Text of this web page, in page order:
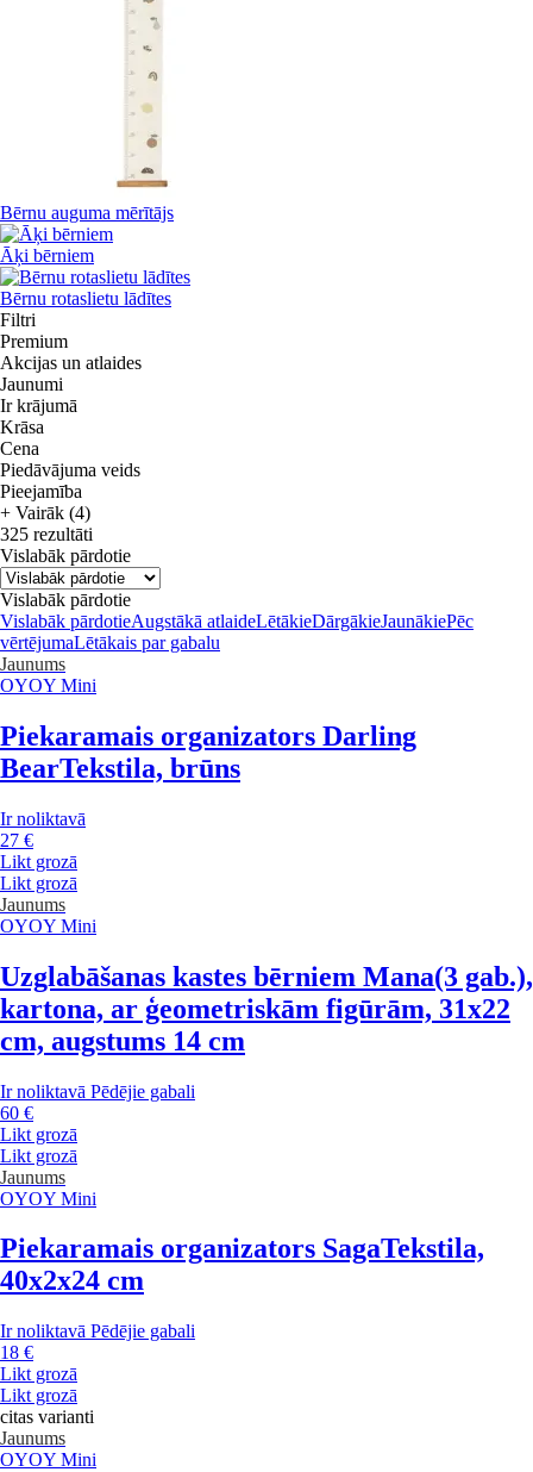
Bērnu auguma mērītājs
Āķi bērniem
Bērnu rotaslietu lādītes
Filtri
Premium
Akcijas un atlaides
Jaunumi
Ir krājumā
Krāsa
Cena
Piedāvājuma veids
Pieejamība
+ Vairāk (4)
325 rezultāti
Vislabāk pārdotie
Vislabāk pārdotie
Vislabāk pārdotieAugstākā atlaideLētākieDārgākieJaunākiePēc
vērtējumaLētākais par gabalu
Jaunums
OYOY Mini
Piekaramais organizators Darling
BearTekstila, brūns
Ir noliktavā
27 €
Likt grozā
Likt grozā
Jaunums
OYOY Mini
Uzglabāšanas kastes bērniem Mana(3 gab.),
kartona, ar ģeometriskām figūrām, 31x22
cm, augstums 14 cm
Ir noliktavā Pēdējie gabali
60 €
Likt grozā
Likt grozā
Jaunums
OYOY Mini
Piekaramais organizators SagaTekstila,
40x2x24 cm
Ir noliktavā Pēdējie gabali
18 €
Likt grozā
Likt grozā
citas varianti
Jaunums
OYOY Mini